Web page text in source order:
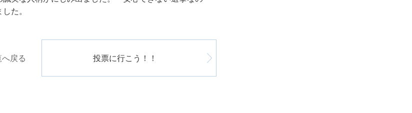
た。
戻る 投票に行こう！！